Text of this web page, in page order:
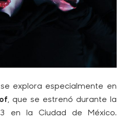
explora especialmente en
, que se estrenó durante la
en la Ciudad de México.